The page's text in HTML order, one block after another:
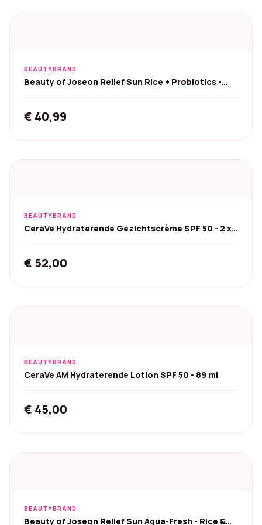
BEAUTYBRAND
Beauty of Joseon Relief Sun Rice + Probiotics -
€ 40,99
BEAUTYBRAND
CeraVe Hydraterende Gezichtscrème SPF 50 - 2 x
€ 52,00
BEAUTYBRAND
CeraVe AM Hydraterende Lotion SPF 50 - 89 ml
€ 45,00
BEAUTYBRAND
Beauty of Joseon Relief Sun Aqua-Fresh - Rice &